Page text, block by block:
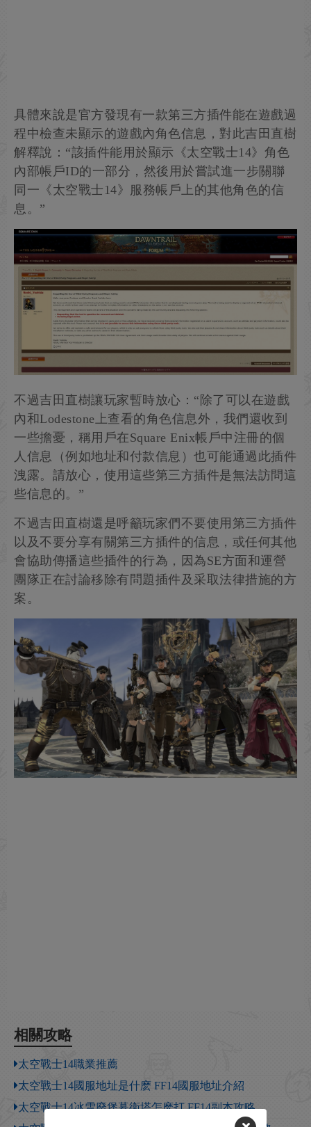
具體來說是官方發現有一款第三方插件能在遊戲過
程中檢查未顯示的遊戲內角色信息，對此吉田直樹
解釋說：“該插件能用於顯示《太空戰士14》角色
內部帳戶ID的一部分，然後用於嘗試進一步關聯
同一《太空戰士14》服務帳戶上的其他角色的信
息。”
不過吉田直樹讓玩家暫時放心：“除了可以在遊戲
內和Lodestone上查看的角色信息外，我們還收到
一些擔憂，稱用戶在Square Enix帳戶中注冊的個
人信息（例如地址和付款信息）也可能通過此插件
洩露。請放心，使用這些第三方插件是無法訪問這
些信息的。”
不過吉田直樹還是呼籲玩家們不要使用第三方插件
以及不要分享有關第三方插件的信息，或任何其他
會協助傳播這些插件的行為，因為SE方面和運營
團隊正在討論移除有問題插件及采取法律措施的方
案。
相關攻略
太空戰士14職業推薦
太空戰士14國服地址是什麽 FF14國服地址介紹
太空戰士14冰雪廢堡暮衛塔怎麽打 FF14副本攻略